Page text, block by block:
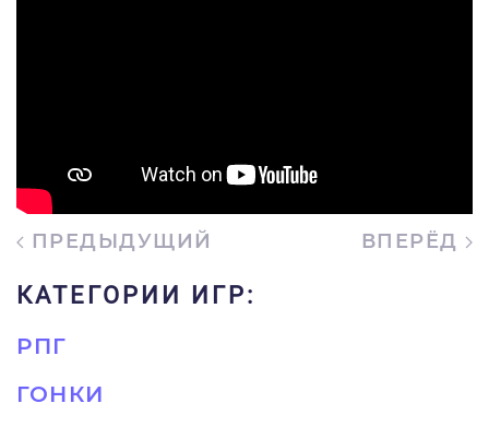
ПРЕДЫДУЩИЙ ВПЕРЁД
КАТЕГОРИИ ИГР:
РПГ
ГОНКИ